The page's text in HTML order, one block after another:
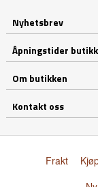
Nyhetsbrev
Åpningstider butikk
Om butikken
Kontakt oss
Frakt